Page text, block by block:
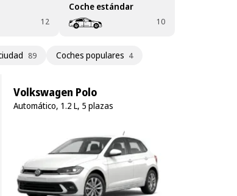
12
Coche estándar
10
89 Coches populares 4
Volkswagen Polo
Automático, 1.2 L, 5 plazas